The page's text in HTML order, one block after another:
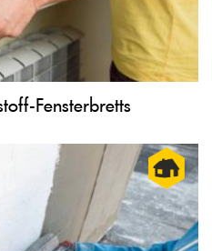
Fensterbretts